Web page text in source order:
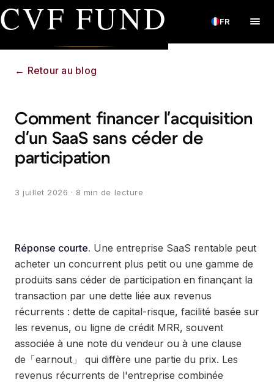
CVF FUND FR
← Retour au blog
Comment financer l'acquisition
d'un SaaS sans céder de
participation
3 juillet 2026 · 8 min de lecture
Réponse courte. Une entreprise SaaS rentable peut
acheter un concurrent plus petit ou une gamme de
produits sans céder de participation en finançant la
transaction par une dette liée aux revenus
récurrents : dette de capital-risque, facilité basée sur
les revenus, ou ligne de crédit MRR, souvent
associée à une note du vendeur ou à une clause
de「earnout」 qui diffère une partie du prix. Les
revenus récurrents de l'entreprise combinée